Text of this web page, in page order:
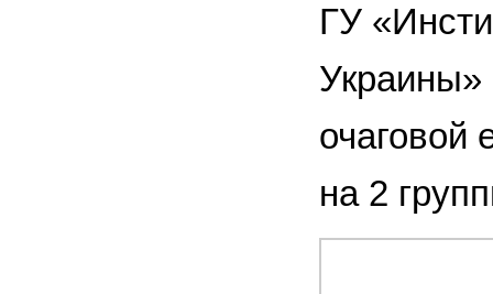
ГУ
Украины»
очаговой
на 2